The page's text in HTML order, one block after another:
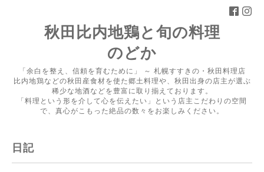
秋田比内地鶏と旬の料理
のどか
「余白を整え、信頼を育むために」 ～ 札幌すすきの・秋田料理店
比内地鶏などの秋田産食材を使た郷土料理や、秋田出身の店主が選ぶ
稀少な地酒などを豊富に取り揃えております。
「料理という形を介して心を伝えたい」という店主こだわりの空間
で、真心がこもった絶品の数々をお楽しみください。
日記